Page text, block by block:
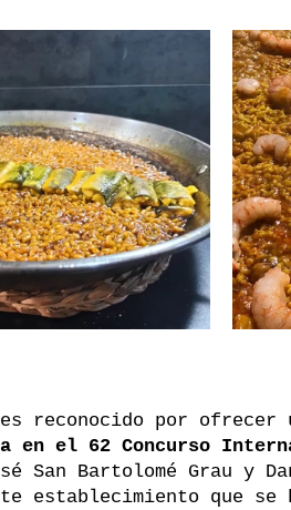
reconocido por
en el 62 Concurso
San Bartolomé Grau y
establecimiento que se